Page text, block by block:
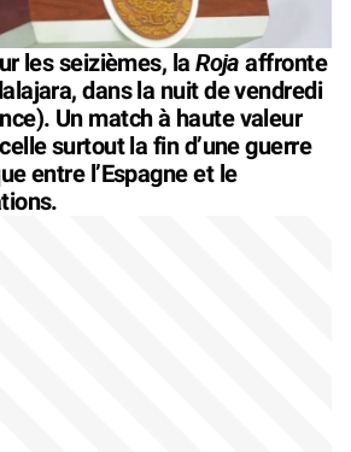
les seizièmes, laRoja affronte
dans la nuit de vendredi
Un match à haute valeur
surtout la fin d’une guerre
entre l’Espagne et le